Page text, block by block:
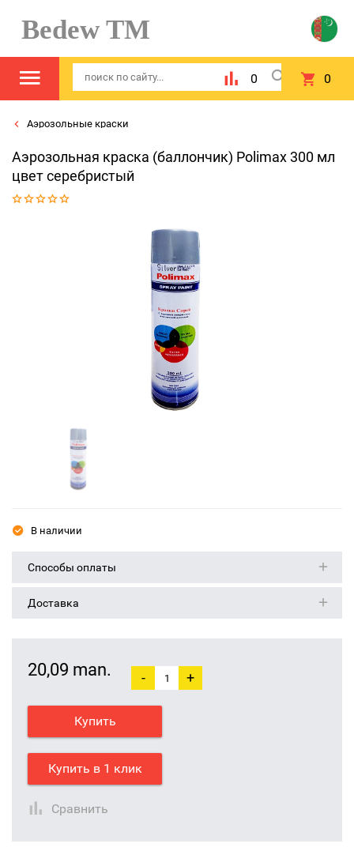
Bedew TM
0 0
Аэрозольные краски
Аэрозольная краска (баллончик) Polimax 300 мл
цвет серебристый
В наличии
Способы оплаты
Доставка
20,09 man. - +
Купить
Купить в 1 клик
Сравнить